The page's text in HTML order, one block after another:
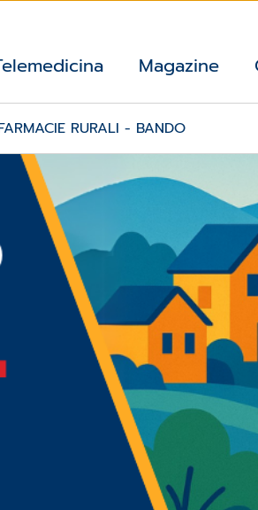
Magazine
RURALI - BANDO